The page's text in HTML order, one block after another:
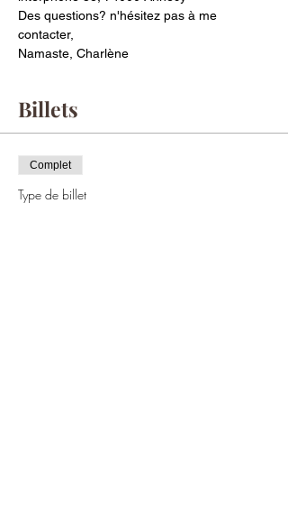
Des questions? n'hésitez pas à me
contacter,
Namaste, Charlène
Billets
Complet
Type de billet